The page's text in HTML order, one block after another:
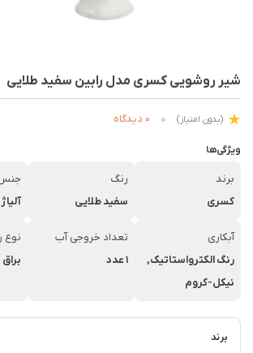
شیر روشویی کسری مدل رابین سفید طلایی
(بدون امتیاز) 0 دیدگاه
ویژگی‌ها
برند
کسری
رنگ
سفید طلایی
آبکاری
رنگ الکترواستاتیک,
نیکل-کروم
تعداد خروجی آب
1 عدد
نوع
براق
برند